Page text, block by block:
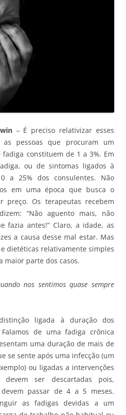
– É preciso relativizar esses
pessoas que procuram um
constituem de 1 a 3%. Em
ou de sintomas ligados à
a 25% dos consulentes. Não
em uma época que busca o
preço. Os terapeutas recebem
“Não aguento mais, não
fazia antes!” Claro, a idade, as
a causa desse mal estar. Mas
dietéticas relativamente simples
maior parte dos casos.
nos sentimos quase sempre
ligada à duração dos
de uma fadiga crônica
uma duração de mais de
se sente após uma infecção (um
ou ligadas a intervenções
ser descartadas pois,
passar de 4 a 5 meses.
as fadigas devidas a um